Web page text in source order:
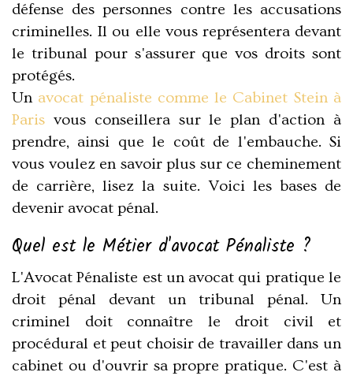
défense des personnes contre les accusations
criminelles. Il ou elle vous représentera devant
le tribunal pour s'assurer que vos droits sont
protégés.
Un avocat pénaliste comme le Cabinet Stein à
Paris vous conseillera sur le plan d'action à
prendre, ainsi que le coût de l'embauche. Si
vous voulez en savoir plus sur ce cheminement
de carrière, lisez la suite. Voici les bases de
devenir avocat pénal.
Quel est le Métier d'avocat Pénaliste ?
L'Avocat Pénaliste est un avocat qui pratique le
droit pénal devant un tribunal pénal. Un
criminel doit connaître le droit civil et
procédural et peut choisir de travailler dans un
cabinet ou d'ouvrir sa propre pratique. C'est à